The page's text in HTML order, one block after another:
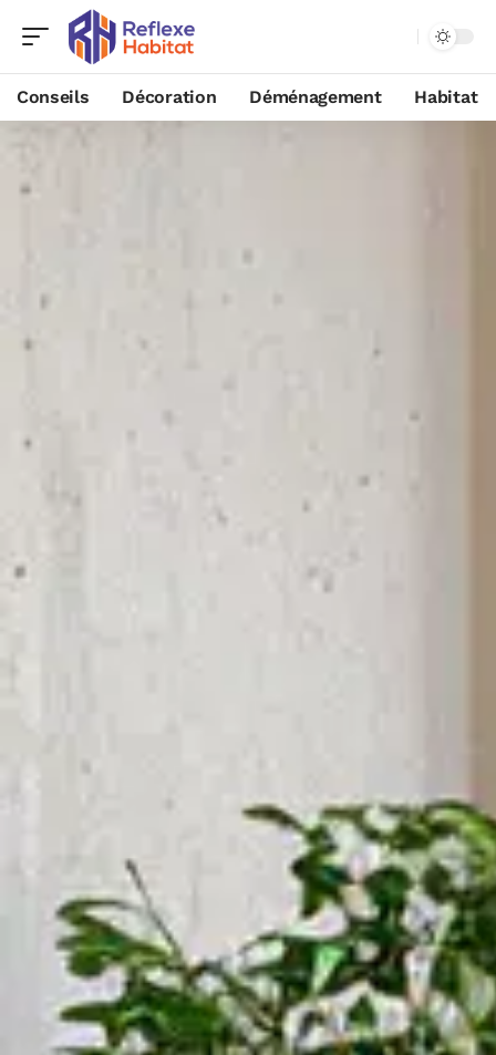
Conseils Décoration Déménagement Habitat